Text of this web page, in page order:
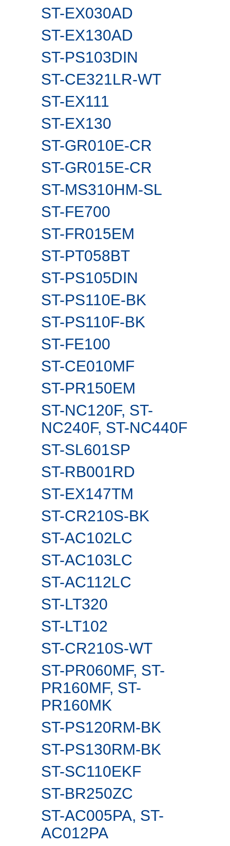
ST-EX030AD
ST-EX130AD
ST-PS103DIN
ST-CE321LR-WT
ST-EX111
ST-EX130
ST-GR010E-CR
ST-GR015E-CR
ST-MS310HM-SL
ST-FE700
ST-FR015EM
ST-PT058BT
ST-PS105DIN
ST-PS110E-BK
ST-PS110F-BK
ST-FE100
ST-CE010MF
ST-PR150EM
ST-NC120F, ST-
NC240F, ST-NC440F
ST-SL601SP
ST-RB001RD
ST-EX147TM
ST-CR210S-BK
ST-AC102LC
ST-AC103LC
ST-AC112LC
ST-LT320
ST-LT102
ST-CR210S-WT
ST-PR060MF, ST-
PR160MF, ST-
PR160MK
ST-PS120RM-BK
ST-PS130RM-BK
ST-SC110EKF
ST-BR250ZC
ST-AC005PA, ST-
AC012PA